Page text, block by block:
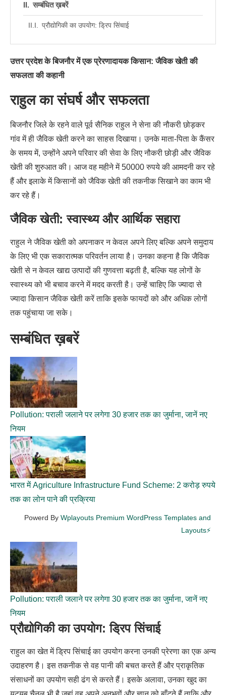
सम्बंधित ख़बरें
प्रौद्योगिकी का उपयोग: ड्रिप सिंचाई
उत्तर प्रदेश के बिजनौर में एक प्रेरणादायक किसान: जैविक खेती की
सफलता की कहानी
राहुल का संघर्ष और सफलता
बिजनौर जिले के रहने वाले पूर्व सैनिक राहुल ने सेना की नौकरी छोड़कर
गांव में ही जैविक खेती करने का साहस दिखाया। उनके माता-पिता के कैंसर
के समय में, उन्होंने अपने परिवार की सेवा के लिए नौकरी छोड़ी और जैविक
खेती की शुरुआत की। आज वह महीने में 50000 रुपये की आमदनी कर रहे
हैं और इलाके में किसानों को जैविक खेती की तकनीक सिखाने का काम भी
कर रहे हैं।
जैविक खेती: स्वास्थ्य और आर्थिक सहारा
राहुल ने जैविक खेती को अपनाकर न केवल अपने लिए बल्कि अपने समुदाय
के लिए भी एक सकारात्मक परिवर्तन लाया है। उनका कहना है कि जैविक
खेती से न केवल खाद्य उत्पादों की गुणवत्ता बढ़ती है, बल्कि यह लोगों के
स्वास्थ्य को भी बचाव करने में मदद करती है। उन्हें चाहिए कि ज्यादा से
ज्यादा किसान जैविक खेती करें ताकि इसके फायदों को और अधिक लोगों
तक पहुंचाया जा सके।
सम्बंधित ख़बरें
Pollution: पराली जलाने पर लगेगा 30 हजार तक का जुर्माना, जानें नए
नियम
भारत में Agriculture Infrastructure Fund Scheme: 2 करोड़ रुपये
तक का लोन पाने की प्रक्रिया
Powerd By Wplayouts Premium WordPress Templates and
Layouts⚡
Pollution: पराली जलाने पर लगेगा 30 हजार तक का जुर्माना, जानें नए
नियम
प्रौद्योगिकी का उपयोग: ड्रिप सिंचाई
राहुल का खेत में ड्रिप सिंचाई का उपयोग करना उनकी प्रेरणा का एक अन्य
उदाहरण है। इस तकनीक से वह पानी की बचत करते हैं और प्राकृतिक
संसाधनों का उपयोग सही ढंग से करते हैं। इसके अलावा, उनका खुद का